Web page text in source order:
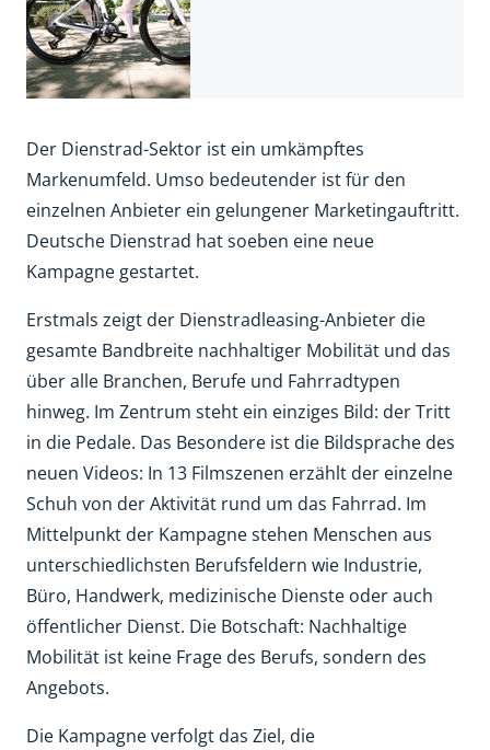
Der Dienstrad-Sektor ist ein umkämpftes
Markenumfeld. Umso bedeutender ist für den
einzelnen Anbieter ein gelungener Marketingauftritt.
Deutsche Dienstrad hat soeben eine neue
Kampagne gestartet.
Erstmals zeigt der Dienstradleasing-Anbieter die
gesamte Bandbreite nachhaltiger Mobilität und das
über alle Branchen, Berufe und Fahrradtypen
hinweg. Im Zentrum steht ein einziges Bild: der Tritt
in die Pedale. Das Besondere ist die Bildsprache des
neuen Videos: In 13 Filmszenen erzählt der einzelne
Schuh von der Aktivität rund um das Fahrrad. Im
Mittelpunkt der Kampagne stehen Menschen aus
unterschiedlichsten Berufsfeldern wie Industrie,
Büro, Handwerk, medizinische Dienste oder auch
öffentlicher Dienst. Die Botschaft: Nachhaltige
Mobilität ist keine Frage des Berufs, sondern des
Angebots.
Die Kampagne verfolgt das Ziel, die